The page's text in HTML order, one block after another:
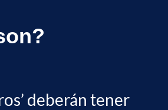
deberán tener